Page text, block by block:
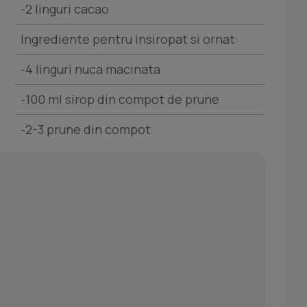
-2 linguri cacao
Ingrediente pentru insiropat si ornat:
-4 linguri nuca macinata
-100 ml sirop din compot de prune
-2-3 prune din compot